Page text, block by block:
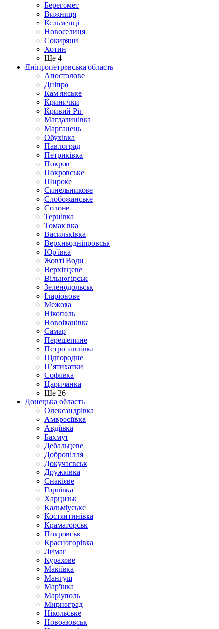
Берегомет
Вижниця
Кельменці
Новоселиця
Сокиряни
Хотин
Ще 4
Дніпропетровська область
Апостолове
Дніпро
Кам'янське
Кринички
Кривий Ріг
Магдалинівка
Марганець
Обухівка
Павлоград
Петриківка
Покров
Покровське
Широке
Синельникове
Слобожанське
Солоне
Тернівка
Томаківка
Васильківка
Верхньодніпровськ
Юр'ївка
Жовті Води
Верхівцеве
Вільногірськ
Зеленодольськ
Іларіонове
Межова
Нікополь
Новоіванівка
Самар
Перещепине
Петропавлівка
Підгородне
П’ятихатки
Софіївка
Царичанка
Ще 26
Донецька область
Олександрівка
Амвросіївка
Авдіївка
Бахмут
Дебальцеве
Добропілля
Докучаєвськ
Дружківка
Єнакієве
Горлівка
Харцизьк
Кальміуське
Костянтинівка
Краматорськ
Покровськ
Красногорівка
Лиман
Курахове
Макіївка
Мангуш
Мар'їнка
Маріуполь
Мирноград
Нікольське
Новоазовськ